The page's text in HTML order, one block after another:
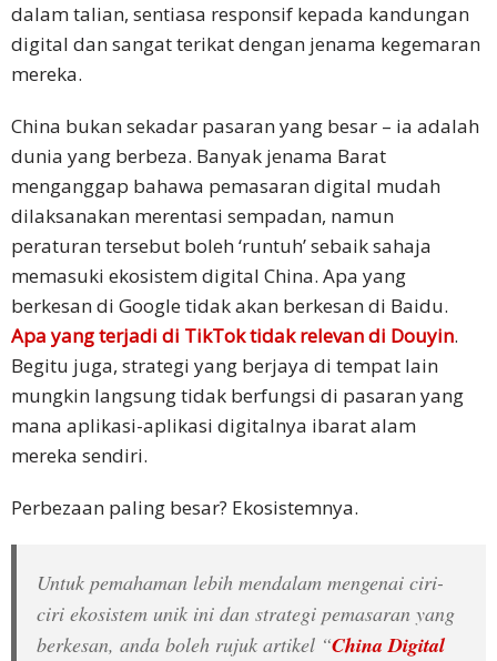
dalam talian, sentiasa responsif kepada kandungan
digital dan sangat terikat dengan jenama kegemaran
mereka.
China bukan sekadar pasaran yang besar – ia adalah
dunia yang berbeza. Banyak jenama Barat
menganggap bahawa pemasaran digital mudah
dilaksanakan merentasi sempadan, namun
peraturan tersebut boleh ‘runtuh’ sebaik sahaja
memasuki ekosistem digital China. Apa yang
berkesan di Google tidak akan berkesan di Baidu.
Apa yang terjadi di TikTok tidak relevan di Douyin.
Begitu juga, strategi yang berjaya di tempat lain
mungkin langsung tidak berfungsi di pasaran yang
mana aplikasi-aplikasi digitalnya ibarat alam
mereka sendiri.
Perbezaan paling besar? Ekosistemnya.
Untuk pemahaman lebih mendalam mengenai ciri-
ciri ekosistem unik ini dan strategi pemasaran yang
berkesan, anda boleh rujuk artikel “China Digital
Bahasa
Thai
Melayu
Bahasa
Vietnam
Bahasa
Kemboja
Penyelesaian
Industri
Pelancongan
FinTech